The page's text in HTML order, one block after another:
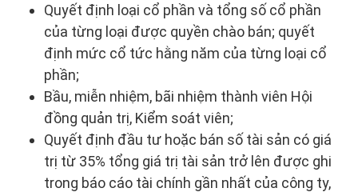
Quyết định loại cổ phần và tổng số cổ phần
của từng loại được quyền chào bán; quyết
định mức cổ tức hằng năm của từng loại cổ
phần;
Bầu, miễn nhiệm, bãi nhiệm thành viên Hội
đồng quản trị, Kiểm soát viên;
Quyết định đầu tư hoặc bán số tài sản có giá
trị từ 35% tổng giá trị tài sản trở lên được ghi
trong báo cáo tài chính gần nhất của công ty,